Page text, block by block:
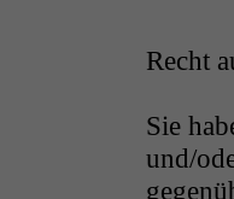
Recht
Sie
und/